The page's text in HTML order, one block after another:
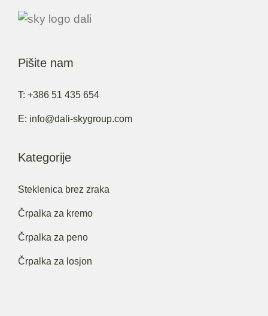
Pišite nam
T: +386 51 435 654
E: info@dali-skygroup.com
Kategorije
Steklenica brez zraka
Črpalka za kremo
Črpalka za peno
Črpalka za losjon